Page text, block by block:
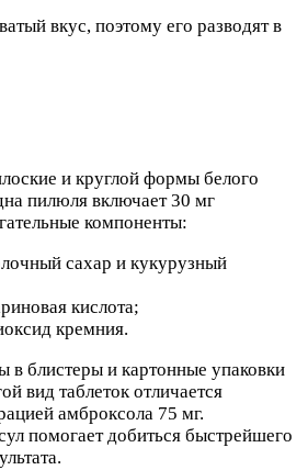
вкус, поэтому его разводят в
и круглой формы белого
пилюля включает 30 мг
компоненты:
сахар и кукурузный
кислота;
кремния.
в блистеры и картонные упаковки
вид таблеток отличается
амброксола 75 мг.
помогает добиться быстрейшего